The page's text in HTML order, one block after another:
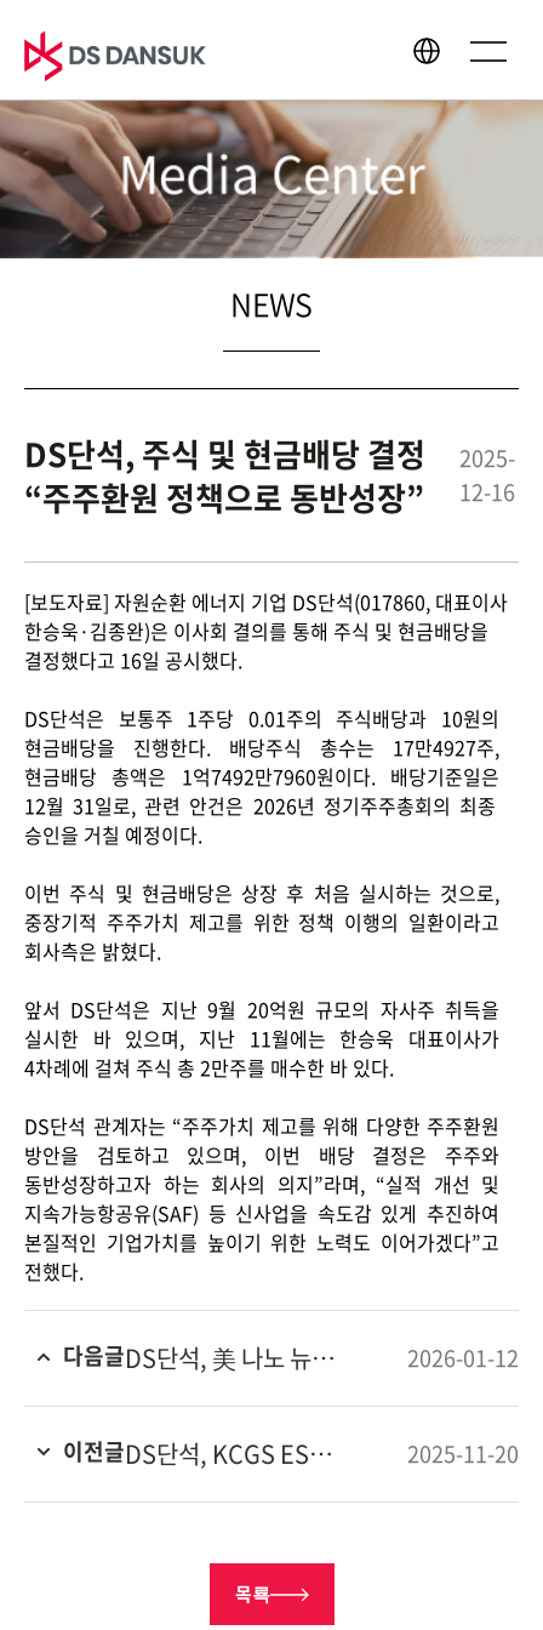
About Us
CEO Message
Business
Bio Energy
Plastic Recycling
R&D
ESG Management
Environmental
Governance
Report
Brochures
Careers IR
Contact
Media Center
NEWS
DS단석, 주식 및 현금배당 결정
“주주환원 정책으로 동반성장”
2025-
12-16
[보도자료] 자원순환 에너지 기업 DS단석(017860, 대표이사
한승욱·김종완)은 이사회 결의를 통해 주식 및 현금배당을
결정했다고 16일 공시했다.
DS단석은 보통주 1주당 0.01주의 주식배당과 10원의
현금배당을 진행한다. 배당주식 총수는 17만4927주,
현금배당 총액은 1억7492만7960원이다. 배당기준일은
12월 31일로,관련 안건은 2026년 정기주주총회의 최종
승인을 거칠 예정이다.
이번 주식 및 현금배당은 상장 후 처음 실시하는 것으로,
중장기적 주주가치 제고를 위한 정책 이행의 일환이라고
회사측은 밝혔다.
앞서 DS단석은 지난9월 20억원 규모의 자사주 취득을
실시한 바 있으며, 지난 11월에는 한승욱 대표이사가
4차례에 걸쳐 주식 총 2만주를 매수한 바 있다.
DS단석 관계자는 “주주가치 제고를 위해 다양한 주주환원
방안을 검토하고 있으며, 이번 배당 결정은 주주와
동반성장하고자 하는 회사의 의지”라며, “실적 개선 및
지속가능항공유(SAF) 등 신사업을 속도감 있게 추진하여
본질적인 기업가치를 높이기 위한 노력도 이어가겠다”고
전했다.
다음글 DS단석, 美 나노 뉴클리어 에너지와 MMR 업무협약 체결 2026-01-12
이전글 DS단석, KCGS ESG 평가 ‘통합 B+’ 등급 획득 2025-11-20
목룍